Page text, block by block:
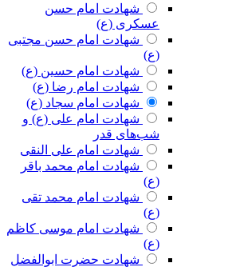
شهادت امام حسن
عسکری (ع)
شهادت امام حسن مجتبی
(ع)
شهادت امام حسین (ع)
شهادت امام رضا (ع)
شهادت امام سجاد (ع)
شهادت امام علی (ع) و
شب‌های قدر
شهادت امام علی النقی
شهادت امام محمد باقر
(ع)
شهادت امام محمد تقی
(ع)
شهادت امام موسی کاظم
(ع)
شهادت حضرت ابوالفضل